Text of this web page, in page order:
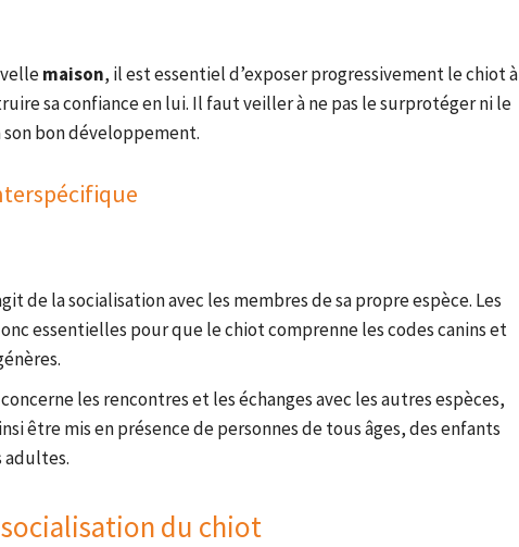
maison, il est essentiel d’exposer progressivement le chiot à
sa confiance en lui. Il faut veiller à ne pas le surprotéger ni le
bon développement.
de la socialisation avec les membres de sa propre espèce. Les
essentielles pour que le chiot comprenne les codes canins et
les rencontres et les échanges avec les autres espèces,
être mis en présence de personnes de tous âges, des enfants
adultes.
du chiot